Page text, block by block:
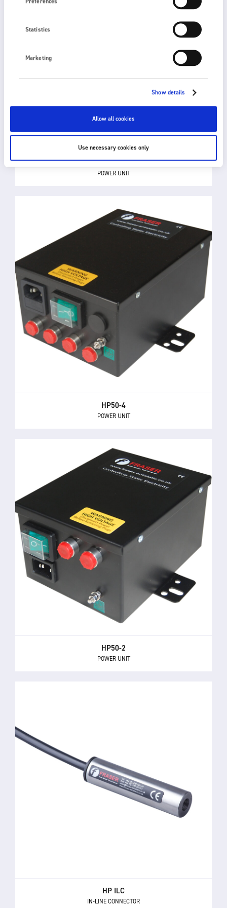
Statistics
Marketing
Show details
Allow all cookies
Use necessary cookies only
HP50-F
POWER UNIT
HP50-4
POWER UNIT
HP50-2
POWER UNIT
HP ILC
IN-LINE CONNECTOR